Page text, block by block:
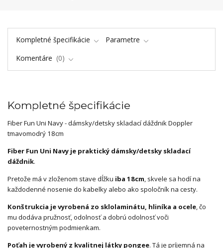
Kompletné špecifikácie
Parametre
Komentáre
0
Kompletné špecifikácie
Fiber Fun Uni Navy - dámsky/detsky skladací dáždnik Doppler
tmavomodrý 18cm
Fiber Fun Uni Navy je praktický dámsky/detsky skladací
dáždnik.
Pretože má v zloženom stave dĺžku iba 18cm, skvele sa hodí na
každodenné nosenie do kabelky alebo ako spoločník na cesty.
Konštrukcia je vyrobená zo sklolaminátu, hliníka a ocele, čo
mu dodáva pružnosť, odolnosť a dobrú odolnosť voči
poveternostným podmienkam.
Poťah je vyrobený z kvalitnej látky pongee. Tá je príjemná na